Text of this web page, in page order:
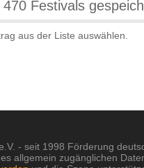
Festivals
aus der Liste auswählen.
- seit 1998 Förderung
allgemein zugänglichen